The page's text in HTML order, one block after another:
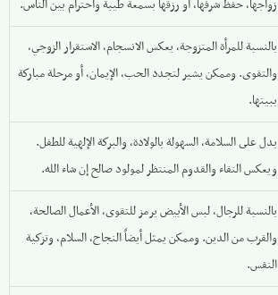
زواجها، حفظ شرفها، أو رزقها بسمعة طيبة واحترام بين الناس.
بالنسبة للمرأة المتزوجة، يعكس الانسجام، الاستقرار الزوجي،
والتقوى. وممكن يشير لتجدد الحب، الإيمان، أو مرحلة مباركة
ببيتها.
يدل على السلامة، السهولة بالولادة، والبركة الإلهية للطفل.
ويعكس النقاء والقدوم المنتظر لمولود صالح إن شاء الله.
بالنسبة للرجال، لبس الأبيض يرمز للتقوى، الأعمال الصالحة،
والقرب من الدين. وممكن يمثل أيضاً النجاح، السلام، وتزكية
النفس.